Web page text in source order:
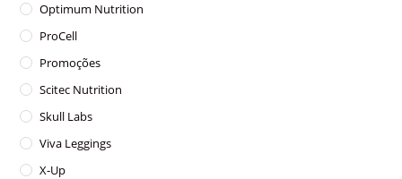
Optimum Nutrition
ProCell
Promoções
Scitec Nutrition
Skull Labs
Viva Leggings
X-Up